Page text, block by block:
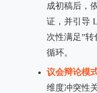
成初稿后，
证，并引导
次性满足”
循环。
议会辩论模
维度冲突性